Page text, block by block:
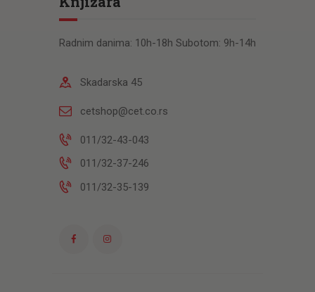
Radnim danima: 10h-18h Subotom: 9h-14h
Skadarska 45
cetshop@cet.co.rs
011/32-43-043
011/32-37-246
011/32-35-139